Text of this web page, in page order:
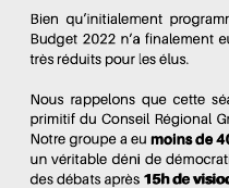
moins de
15h de